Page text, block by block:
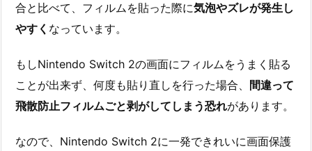
合と比べて、フィルムを貼った際に気泡やズレが発生し
やすく なっています。
もしNintendo Switch 2の画面にフィルムをうまく貼る
ことが出来ず、何度も貼り直しを行った場合、 間違って
飛散防止フィルムごと剥がしてしまう恐れがあります。
なので、Nintendo Switch 2に一発できれいに画面保護